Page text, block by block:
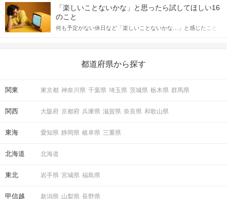
合にどのような行動に繋げるべきかをご紹介していきます。
しかし、中には「どう誘ったらいいの？」とお困りの男性もいら
っしゃるのではないでしょうか。 そこで今回は、男性から女性へ
送るLINEでのデートの誘い方のコツをご紹介します。例文も混じ
えながら解説するので、ぜひ参考にしてください。
「楽しいことないかな」と思ったら試してほしい16
のこと
何も予定がない休日など「楽しいことないかな…」と感じたこと
の楽しいことアイデアを集めました♪ いままさに楽しいことを探し
都道府県から探す
関東 東京都 神奈川県 千葉県 埼玉県 茨城県 栃木県 群馬県
関西 大阪府 京都府 兵庫県 滋賀県 奈良県 和歌山県
東海 愛知県 静岡県 岐阜県 三重県
北海道 北海道
東北 岩手県 宮城県 福島県
甲信越 新潟県 山梨県 長野県